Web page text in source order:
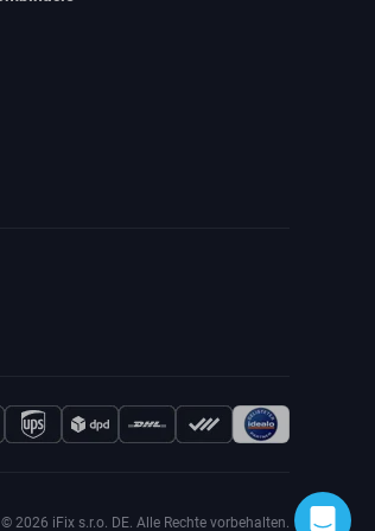
© 2026 iFix s.r.o. DE. Alle Rechte vorbehalten.